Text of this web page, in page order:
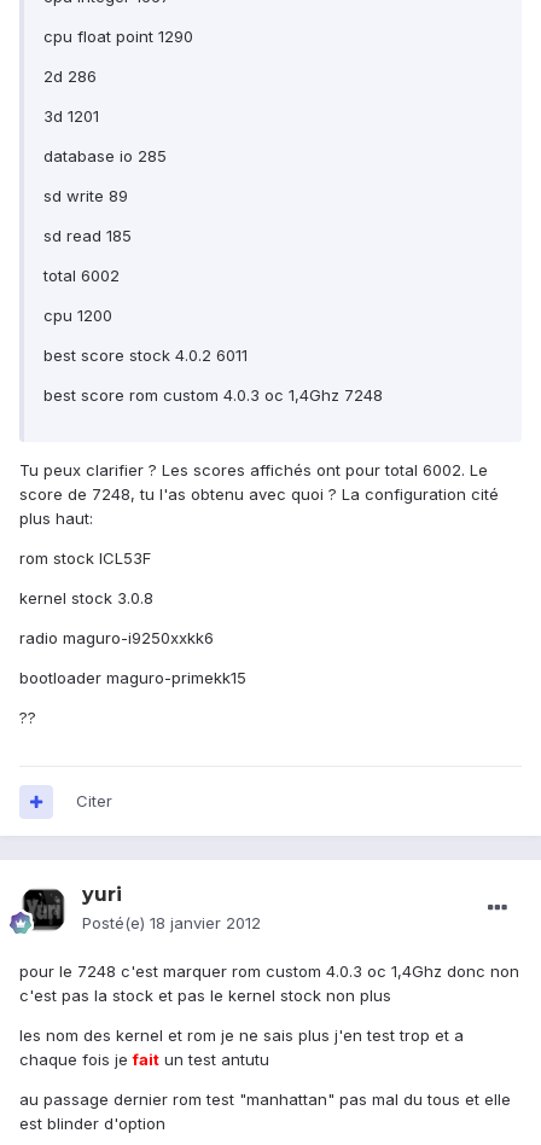
cpu float point 1290
2d 286
3d 1201
database io 285
sd write 89
sd read 185
total 6002
cpu 1200
best score stock 4.0.2 6011
best score rom custom 4.0.3 oc 1,4Ghz 7248
Tu peux clarifier ? Les scores affichés ont pour total 6002. Le
score de 7248, tu l'as obtenu avec quoi ? La configuration cité
plus haut:
rom stock ICL53F
kernel stock 3.0.8
radio maguro-i9250xxkk6
bootloader maguro-primekk15
??
Citer
yuri
Posté(e) 18 janvier 2012
pour le 7248 c'est marquer rom custom 4.0.3 oc 1,4Ghz donc non
c'est pas la stock et pas le kernel stock non plus
les nom des kernel et rom je ne sais plus j'en test trop et a
chaque fois jefait un test antutu
au passage dernier rom test "manhattan" pas mal du tous et elle
est blinder d'option